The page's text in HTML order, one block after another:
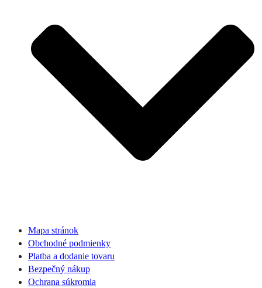
Mapa stránok
Obchodné podmienky
Platba a dodanie tovaru
Bezpečný nákup
Ochrana súkromia